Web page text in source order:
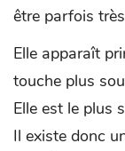
être parfois
Elle apparaît
touche plus
Elle est le plus
Il existe donc